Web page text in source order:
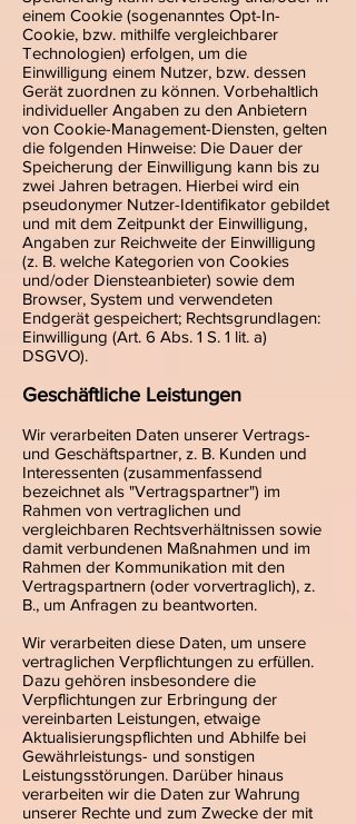
einem Cookie (sogenanntes Opt-In-
Cookie, bzw. mithilfe vergleichbarer
Technologien) erfolgen, um die
Einwilligung einem Nutzer, bzw. dessen
Gerät zuordnen zu können. Vorbehaltlich
individueller Angaben zu den Anbietern
von Cookie-Management-Diensten, gelten
die folgenden Hinweise: Die Dauer der
Speicherung der Einwilligung kann bis zu
zwei Jahren betragen. Hierbei wird ein
pseudonymer Nutzer-Identifikator gebildet
und mit dem Zeitpunkt der Einwilligung,
Angaben zur Reichweite der Einwilligung
(z. B. welche Kategorien von Cookies
und/oder Diensteanbieter) sowie dem
Browser, System und verwendeten
Endgerät gespeichert; Rechtsgrundlagen:
Einwilligung (Art. 6 Abs. 1 S. 1 lit. a)
DSGVO).
Geschäftliche Leistungen
Wir verarbeiten Daten unserer Vertrags-
und Geschäftspartner, z. B. Kunden und
Interessenten (zusammenfassend
bezeichnet als "Vertragspartner") im
Rahmen von vertraglichen und
vergleichbaren Rechtsverhältnissen sowie
damit verbundenen Maßnahmen und im
Rahmen der Kommunikation mit den
Vertragspartnern (oder vorvertraglich), z.
B., um Anfragen zu beantworten.
Wir verarbeiten diese Daten, um unsere
vertraglichen Verpflichtungen zu erfüllen.
Dazu gehören insbesondere die
Verpflichtungen zur Erbringung der
vereinbarten Leistungen, etwaige
Aktualisierungspflichten und Abhilfe bei
Gewährleistungs- und sonstigen
Leistungsstörungen. Darüber hinaus
verarbeiten wir die Daten zur Wahrung
unserer Rechte und zum Zwecke der mit